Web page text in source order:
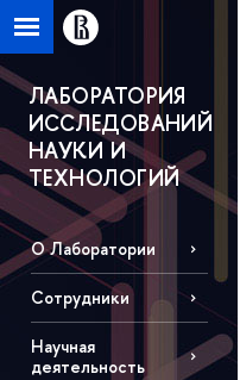
ЛАБОРАТОРИЯ
ИССЛЕДОВАНИЙ
НАУКИ И
ТЕХНОЛОГИЙ
О Лаборатории
Сотрудники
Научная
деятельность